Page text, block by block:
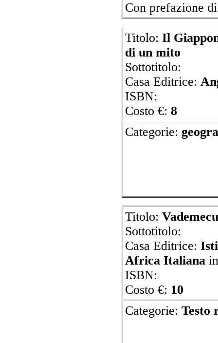
Con prefazione
Titolo:Il
di un mito
Sottotitolo:
Casa Editrice:
ISBN:
Costo €:8
Categorie:
Titolo:
Sottotitolo:
Casa Editrice:
Africa Italiana
ISBN:
Costo €: 10
Categorie: